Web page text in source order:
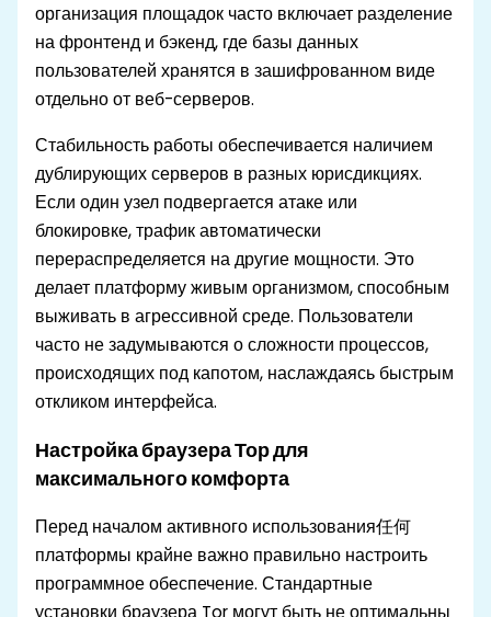
организация площадок часто включает разделение
на фронтенд и бэкенд, где базы данных
пользователей хранятся в зашифрованном виде
отдельно от веб-серверов.
Стабильность работы обеспечивается наличием
дублирующих серверов в разных юрисдикциях.
Если один узел подвергается атаке или
блокировке, трафик автоматически
перераспределяется на другие мощности. Это
делает платформу живым организмом, способным
выживать в агрессивной среде. Пользователи
часто не задумываются о сложности процессов,
происходящих под капотом, наслаждаясь быстрым
откликом интерфейса.
Настройка браузера Тор для
максимального комфорта
Перед началом активного использования任何
платформы крайне важно правильно настроить
программное обеспечение. Стандартные
установки браузера Tor могут быть не оптимальны